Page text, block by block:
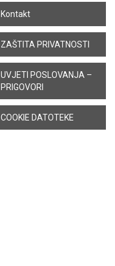
Kontakt
ZAŠTITA PRIVATNOSTI
UVJETI POSLOVANJA –
PRIGOVORI
COOKIE DATOTEKE